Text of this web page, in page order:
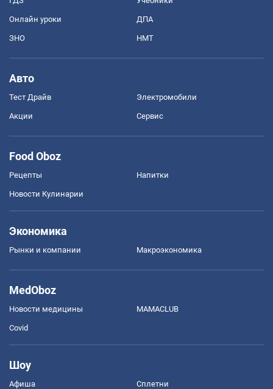
Онлайн уроки ДПА
ЗНО НМТ
Авто
Тест Драйв Электромобили
Акции Сервис
Food Oboz
Рецепты Напитки
Новости Кулинарии
Экономика
Рынки и компании Mакроэкономика
MedOboz
Новости медицины MAMACLUB
Covid
Шоу
Афиша Сплетни